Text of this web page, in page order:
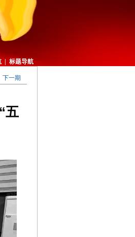
标题导航
下一期
五